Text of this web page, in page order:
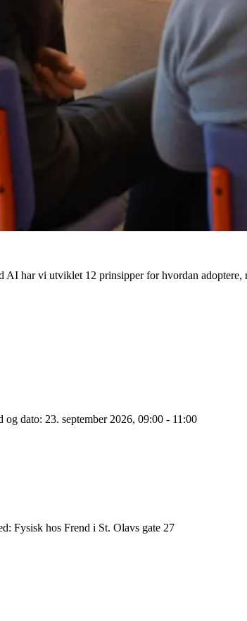
AI har vi utviklet 12 prinsipper for hvordan adoptere,
og dato: 23. september 2026, 09:00 - 11:00
: Fysisk hos Frend i St. Olavs gate 27